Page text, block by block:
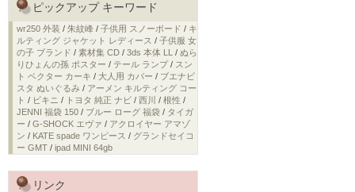
ピックアップ キーワード
wr250 外装 / 朱紋峰 / 子供用 スノーボード / キ
ルティング ジャケット レディース / 子供服 女
の子 ブランド / 素材集 CD / 3ds 本体 LL / ぬら
りひょんの孫 ポスター / テール ランプ/ スン
ト ベクター カーキ / 大人用 カバー / ブエナビ
スタ ぬいぐるみ / アーメン キルティング コー
ト / ビキニ / トヨタ 純正 ナビ / 西川 / 根性 /
JENNI 福袋 150 / ブルー ローグ 福袋 / タイガ
ー / G-SHOCK エヴァ / アクロイヤー アマゾ
ン / KATE spade ワンピース / グランドセイコ
ー GMT / ipad MINI 64gb
リンク